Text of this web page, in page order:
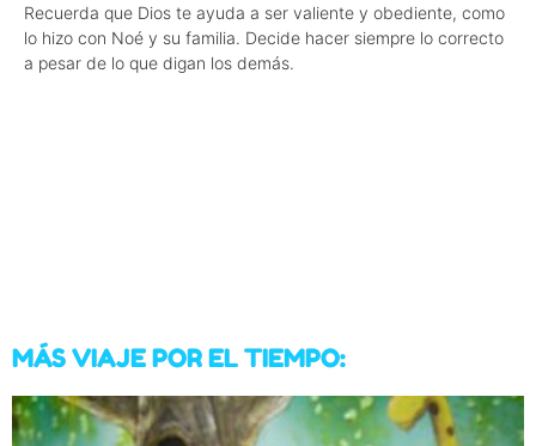
Recuerda que Dios te ayuda a ser valiente y obediente, como
lo hizo con Noé y su familia. Decide hacer siempre lo correcto
a pesar de lo que digan los demás.
MÁS VIAJE POR EL TIEMPO: